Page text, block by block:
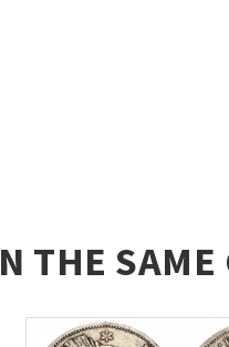
THE SAME